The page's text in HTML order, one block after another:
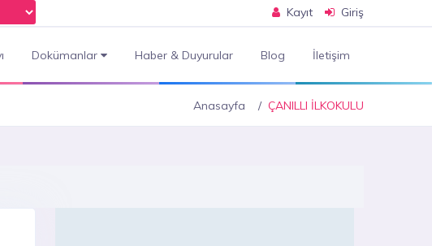
Kayıt Giriş
Dokümanlar Haber & Duyurular Blog İletişim
Anasayfa ÇANILLI İLKOKULU